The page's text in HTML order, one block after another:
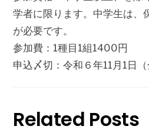
学者に限ります。中学生は、
が必要です。
参加費：1種目1組1400円
申込〆切：令和６年11月1日（
Related Posts